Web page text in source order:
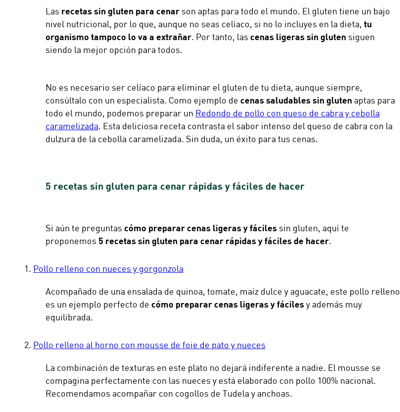
Las recetas sin gluten para cenar son aptas para todo el mundo. El gluten tiene un bajo
nivel nutricional, por lo que, aunque no seas celíaco, si no lo incluyes en la dieta, tu
organismo tampoco lo va a extrañar. Por tanto, las cenas ligeras sin gluten siguen
siendo la mejor opción para todos.
No es necesario ser celíaco para eliminar el gluten de tu dieta, aunque siempre,
consúltalo con un especialista. Como ejemplo de cenas saludables sin gluten aptas para
todo el mundo, podemos preparar un Redondo de pollo con queso de cabra y cebolla
caramelizada. Esta deliciosa receta contrasta el sabor intenso del queso de cabra con la
dulzura de la cebolla caramelizada. Sin duda, un éxito para tus cenas.
5 recetas sin gluten para cenar rápidas y fáciles de hacer
Si aún te preguntas cómo preparar cenas ligeras y fáciles sin gluten, aquí te
proponemos 5 recetas sin gluten para cenar rápidas y fáciles de hacer.
Pollo relleno con nueces y gorgonzola
Acompañado de una ensalada de quinoa, tomate, maíz dulce y aguacate, este pollo relleno
es un ejemplo perfecto de cómo preparar cenas ligeras y fácilesy además muy
equilibrada.
Pollo relleno al horno con mousse de foie de pato y nueces
La combinación de texturas en este plato no dejará indiferente a nadie. El mousse se
compagina perfectamente con las nueces y está elaborado con pollo 100% nacional.
Recomendamos acompañar con cogollos de Tudela y anchoas.